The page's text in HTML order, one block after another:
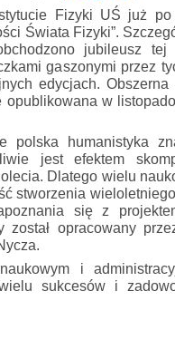
Fizyki UŚ już
Świata Fizyki”.
jubileusz tej
gaszonymi przez
edycjach. Obszerna
w
polska humanistyka
jest efektem
Dlatego wielu
stworzenia
się z
został opracowany
i
sukcesów i